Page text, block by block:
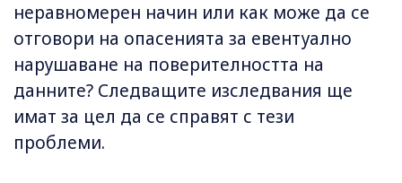
неравномерен начин или как може да се
отговори на опасенията за евентуално
нарушаване на поверителността на
данните? Следващите изследвания ще
имат за цел да се справят с тези
проблеми.